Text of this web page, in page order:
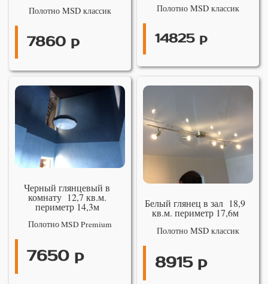
Полотно MSD классик
7860 р
Полотно MSD классик
14825 р
Черный глянцевый в
комнату 12,7 кв.м.
периметр 14,3м
Полотно MSD Premium
7650 р
Белый глянец в зал 18,9
кв.м. периметр 17,6м
Полотно MSD классик
8915 р